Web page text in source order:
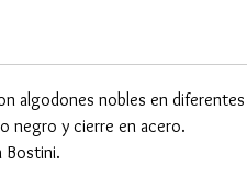
algodones nobles en
negro y cierre en acero.
Bostini.